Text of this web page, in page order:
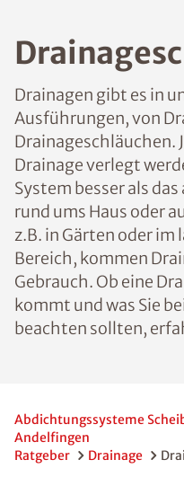
Drainagen gibt es in
Ausführungen, von
Drainageschläuchen.
Drainage verlegt
System besser als
rund ums Haus oder
z.B. in Gärten oder
Bereich, kommen
Gebrauch. Ob eine
kommt und was Sie
beachten sollten,
Abdichtungssysteme
Andelfingen
Ratgeber
Drainage